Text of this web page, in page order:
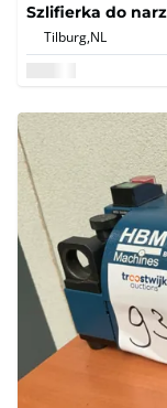
Szlifierka do
Tilburg,NL